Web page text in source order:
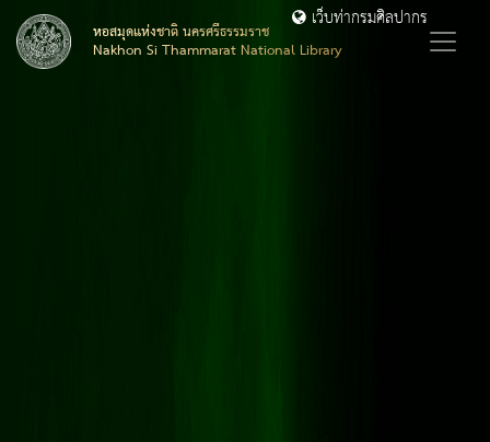
หอสมุดแห่งชาติ นครศรีธรรมราช
Nakhon Si Thammarat National Library
เว็บท่ากรมศิลปากร